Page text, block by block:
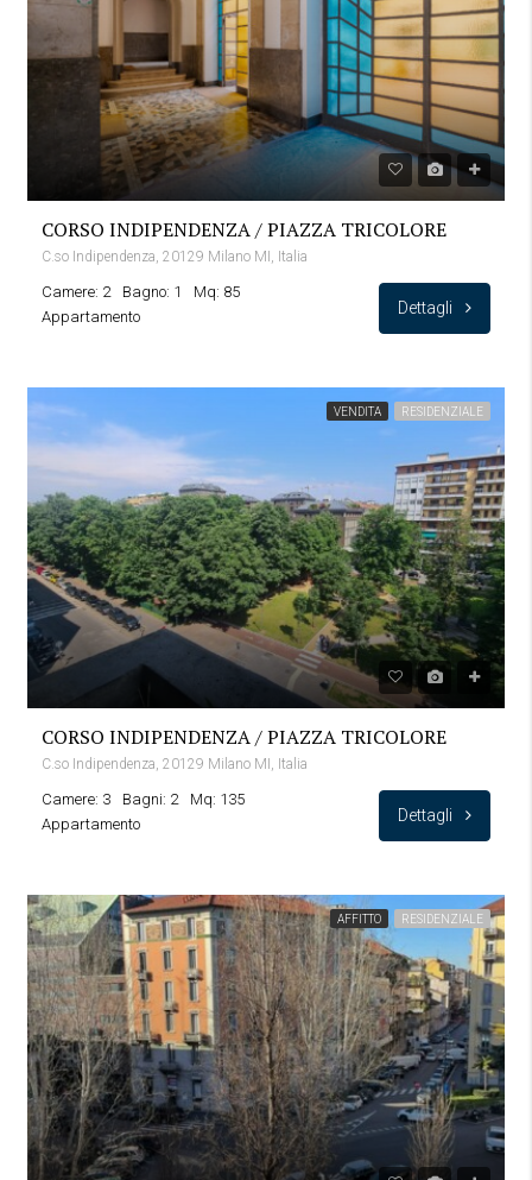
CORSO INDIPENDENZA / PIAZZA TRICOLORE
C.so Indipendenza, 20129 Milano MI, Italia
Camere: 2 Bagno: 1
Mq: 85
Appartamento
Dettagli
VENDITA RESIDENZIALE
CORSO INDIPENDENZA / PIAZZA TRICOLORE
C.so Indipendenza, 20129 Milano MI, Italia
Camere: 3 Bagni: 2
Mq: 135
Appartamento
Dettagli
AFFITTO RESIDENZIALE